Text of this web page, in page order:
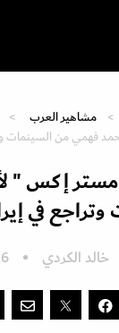
مشاهير العرب
من السينمات
إكس "
في
خالد الكردي 26